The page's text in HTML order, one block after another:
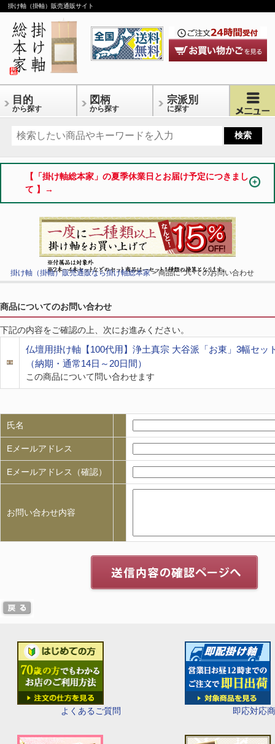
掛け軸（掛軸）販売通販サイト
目的
から探す
図柄
から探す
宗派別
に探す
【「掛け軸総本家」の夏季休業日とお届け予定につきまし
て 】→
よくあるご質問 即応対応
掛け軸（掛軸）販売通販なら掛け軸総本家> 商品についてのお問い合わせ
商品についてのお問い合わせ
下記の内容をご確認の上、次にお進みください。
仏壇用掛け軸【100代用】浄土真宗 大谷派「お東」3幅セッ
（納期・通常14日～20日間）
この商品について問い合わせます
氏名
Eメールアドレス
Eメールアドレス（確認）
お問い合わせ内容